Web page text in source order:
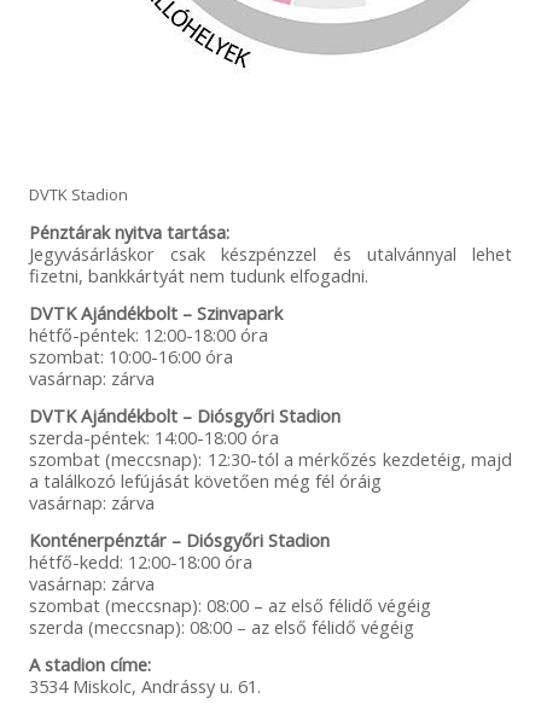
DVTK Stadion
Pénztárak nyitva tartása:
Jegyvásárláskor csak készpénzzel és utalvánnyal lehet
fizetni, bankkártyát nem tudunk elfogadni.
DVTK Ajándékbolt – Szinvapark
hétfő-péntek: 12:00-18:00 óra
szombat: 10:00-16:00 óra
vasárnap: zárva
DVTK Ajándékbolt – Diósgyőri Stadion
szerda-péntek: 14:00-18:00 óra
szombat (meccsnap): 12:30-tól a mérkőzés kezdetéig, majd
a találkozó lefújását követően még fél óráig
vasárnap: zárva
Konténerpénztár – Diósgyőri Stadion
hétfő-kedd: 12:00-18:00 óra
vasárnap: zárva
szombat (meccsnap): 08:00 – az első félidő végéig
szerda (meccsnap): 08:00 – az első félidő végéig
A stadion címe:
3534 Miskolc, Andrássy u. 61.